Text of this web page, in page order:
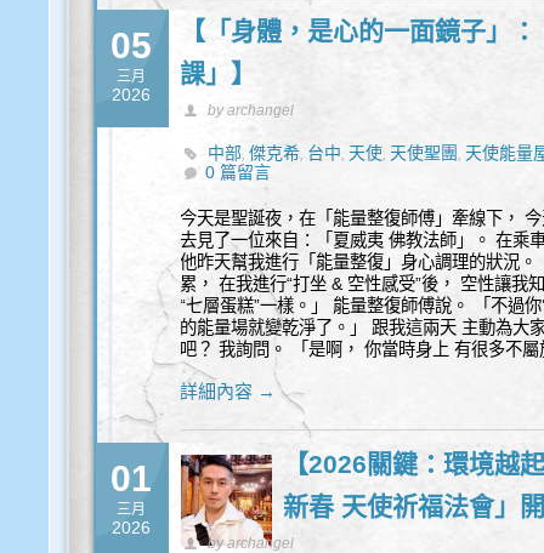
05
三月
2026
【「身體，是心的一面鏡子」
課」】
by archangel
中部,傑克希, 台中, 天使, 天使聖團, 天使能量
0 篇留言
今天是聖誕夜，在「能量整復師傅」牽線下，
去見了一位來自：「夏威夷 佛教法師」。 在乘
他昨天幫我進行「能量整復」身心調理的狀況
累， 在我進行“打坐 & 空性感受”後， 空性讓我
“七層蛋糕”一樣。」 能量整復師傅說。 「不過
的能量場就變乾淨了。」 跟我這兩天 主動為大
吧？ 我詢問。 「是啊， 你當時身上 有很多不
詳細內容 →
01
三月
2026
【2026關鍵：環境越
新春 天使祈福法會」
by archangel